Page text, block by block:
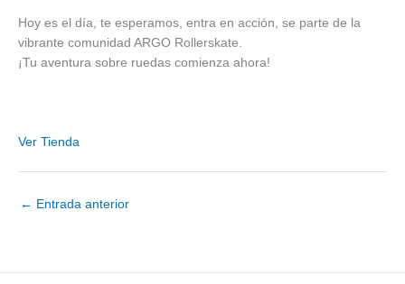
Hoy es el día, te esperamos, entra en acción, se parte de la
vibrante comunidad ARGO Rollerskate.
¡Tu aventura sobre ruedas comienza ahora!
Ver Tienda
← Entrada anterior